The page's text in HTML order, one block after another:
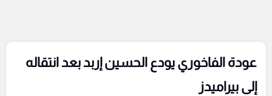
عودة الفاخوري يودع الحسين إربد بعد انتقاله
إلى بيراميدز